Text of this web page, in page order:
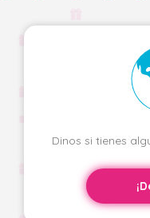
Dinos si tienes